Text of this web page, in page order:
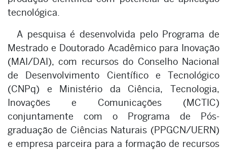
tecnológica.
A pesquisa é desenvolvida pelo Programa de
Mestrado e Doutorado Acadêmico para Inovação
(MAI/DAI), com recursos do Conselho Nacional
de Desenvolvimento Científico e Tecnológico
(CNPq) e Ministério da Ciência, Tecnologia,
Inovações e Comunicações (MCTIC)
conjuntamente com o Programa de Pós-
graduação de Ciências Naturais (PPGCN/UERN)
e empresa parceira para a formação de recursos